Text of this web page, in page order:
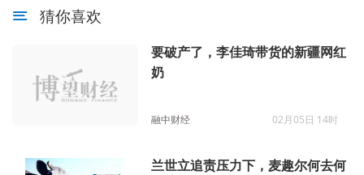
猜你喜欢
要破产了，李佳琦带货的新疆网红
奶
融中财经 02月05日 14时
兰世立追责压力下，麦趣尔何去何